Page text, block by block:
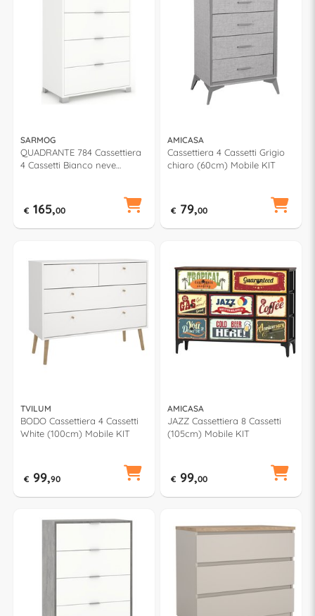
SARMOG
QUADRANTE 784 Cassettiera
4 Cassetti Bianco neve
€ 165,00
AMICASA
Cassettiera 4 Cassetti Grigio
chiaro (60cm) Mobile KIT
€ 79,00
TVILUM
BODO Cassettiera 4 Cassetti
White (100cm) Mobile KIT
€ 99,90
AMICASA
JAZZ Cassettiera 8 Cassetti
(105cm) Mobile KIT
€ 99,00